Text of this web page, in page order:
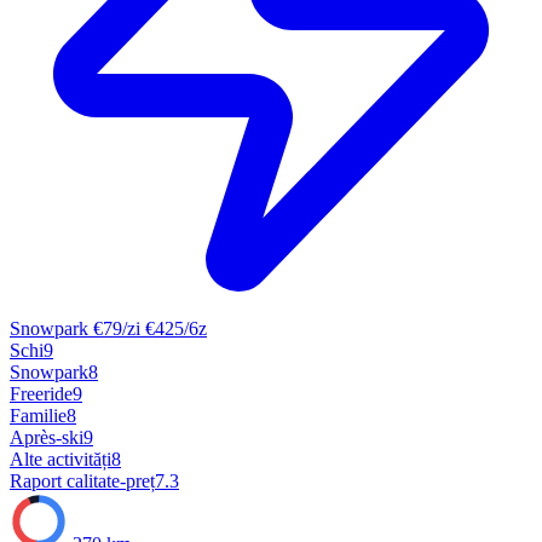
Snowpark €79/zi €425/6z
Schi9
Snowpark8
Freeride9
Familie8
Après-ski9
Alte activități8
Raport calitate-preț7.3